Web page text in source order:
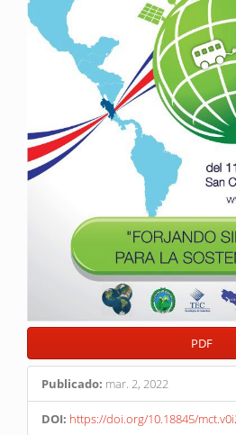
PDF
Publicado: mar. 2, 2022
DOI: https://doi.org/10.18845/